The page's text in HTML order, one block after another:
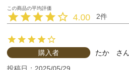
4.00 2
たか
購入者